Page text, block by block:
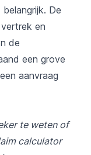
De
en
de
een grove
aanvraag
te weten of
calculator